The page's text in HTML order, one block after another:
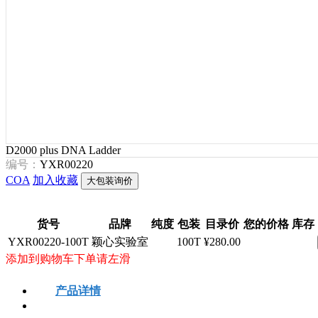
D2000 plus DNA Ladder
编号： YXR00220
COA 加入收藏 大包装询价
货号 品牌 纯度 包装 目录价 您的价格 库存
YXR00220-100T 颖心实验室 100T ¥280.00
添加到购物车下单请左滑
产品详情